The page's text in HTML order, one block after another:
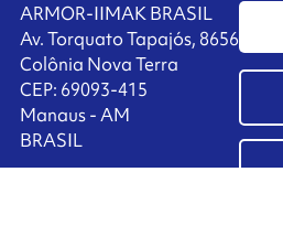
ARMOR-IIMAK BRASIL
Av. Torquato Tapajós, 8656
Colônia Nova Terra
CEP: 69093-415
Manaus - AM
BRASIL